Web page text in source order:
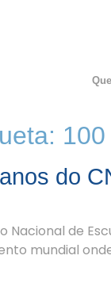
do
Nacional de
mundial